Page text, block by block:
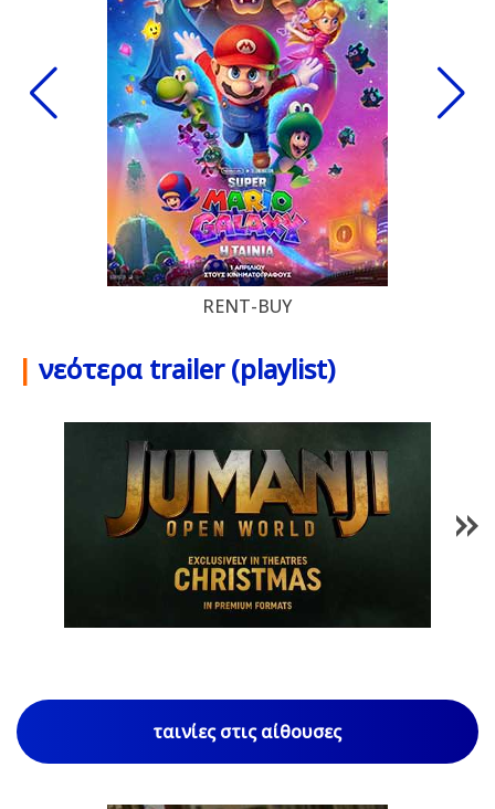
RENT-BUY
| νεότερα trailer (playlist)
1/85
ταινίες στις αίθουσες